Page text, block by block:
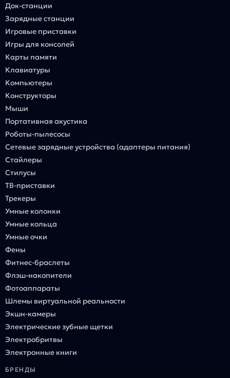
Док-станции
Зарядные станции
Игровые приставки
Игры для консолей
Карты памяти
Клавиатуры
Компьютеры
Конструкторы
Мыши
Портативная акустика
Роботы-пылесосы
Сетевые зарядные устройства (адаптеры питания)
Стайлеры
Стилусы
ТВ-приставки
Трекеры
Умные колонки
Умные кольца
Умные очки
Фены
Фитнес-браслеты
Флэш-накопители
Фотоаппараты
Шлемы виртуальной реальности
Экшн-камеры
Электрические зубные щетки
Электробритвы
Электронные книги
БРЕНДЫ